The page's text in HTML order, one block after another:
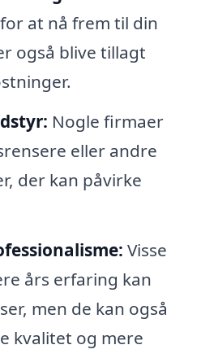
at nå frem til din
også blive tillagt
Nogle firmaer
eller andre
der kan påvirke
Visse
års erfaring kan
men de kan også
kvalitet og mere